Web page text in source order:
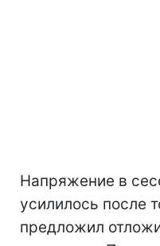
Напряжение в
усилилось после
предложил